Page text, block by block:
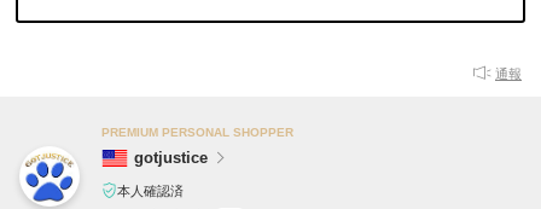
通報
PREMIUM PERSONAL SHOPPER
gotjustice
本人確認済